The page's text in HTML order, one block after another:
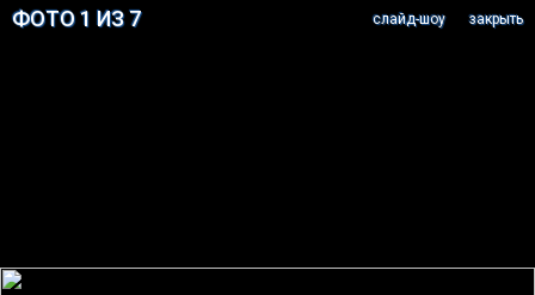
ФОТО 1 ИЗ 7 закрыть
cлайд-шоу